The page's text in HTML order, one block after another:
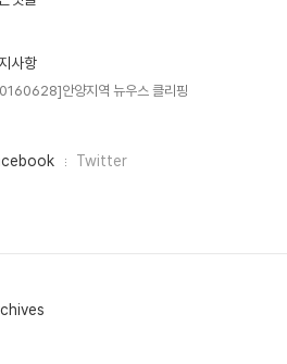
사항
안양지역 뉴우스 클리핑
Twitter